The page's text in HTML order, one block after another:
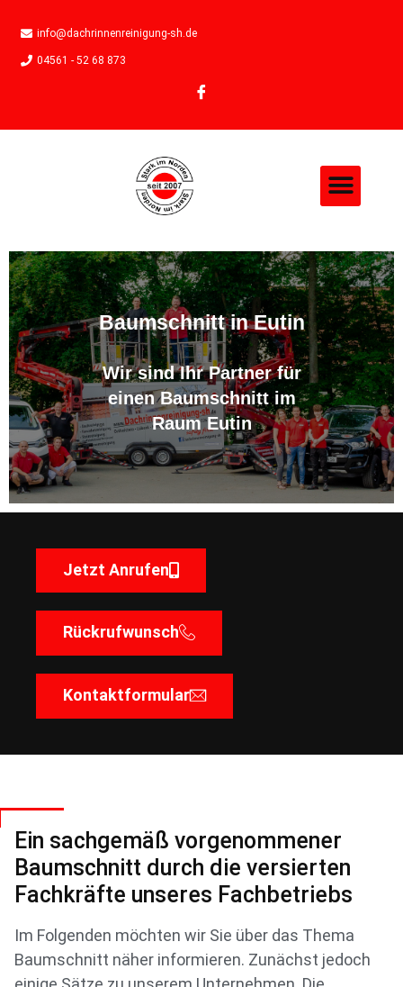
info@dachrinnenreinigung-sh.de
04561 - 52 68 873
Baumschnitt in Eutin
Wir sind Ihr Partner für
einen Baumschnitt im
Raum Eutin
Jetzt Anrufen
Rückrufwunsch
Kontaktformular
Ein sachgemäß vorgenommener
Baumschnitt durch die versierten
Fachkräfte unseres Fachbetriebs
Im Folgenden möchten wir Sie über das Thema
Baumschnitt näher informieren. Zunächst jedoch